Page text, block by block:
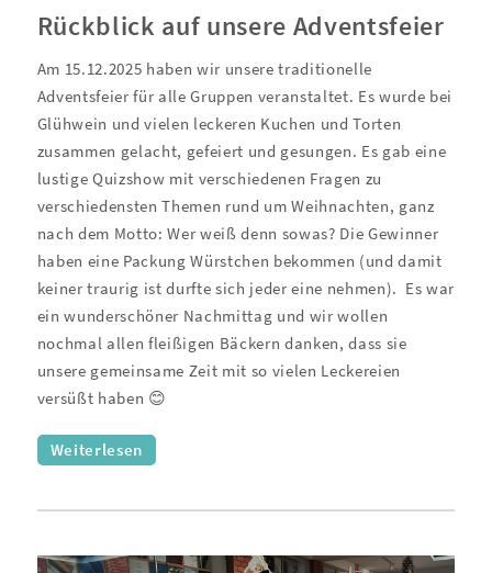
Rückblick auf unsere Adventsfeier
Am 15.12.2025 haben wir unsere traditionelle
Adventsfeier für alle Gruppen veranstaltet. Es wurde bei
Glühwein und vielen leckeren Kuchen und Torten
zusammen gelacht, gefeiert und gesungen. Es gab eine
lustige Quizshow mit verschiedenen Fragen zu
verschiedensten Themen rund um Weihnachten, ganz
nach dem Motto: Wer weiß denn sowas? Die Gewinner
haben eine Packung Würstchen bekommen (und damit
keiner traurig ist durfte sich jeder eine nehmen). Es war
ein wunderschöner Nachmittag und wir wollen
nochmal allen fleißigen Bäckern danken, dass sie
unsere gemeinsame Zeit mit so vielen Leckereien
versüßt haben 😊
Weiterlesen